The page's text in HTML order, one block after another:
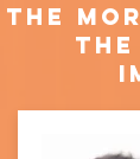
The
the